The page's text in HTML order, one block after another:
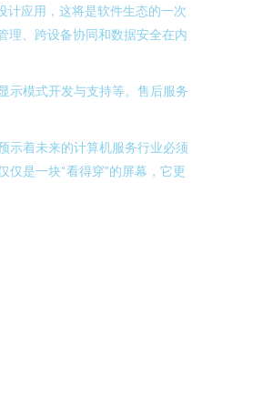
计应用，这将是软件生态的一次
理、跨设备协同和数据安全在内
示模式开发与支持等。售后服务
示着未来的计算机服务行业必须
是一块“看得穿”的屏幕，它更